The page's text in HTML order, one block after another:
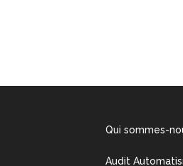
Qui sommes-
Audit